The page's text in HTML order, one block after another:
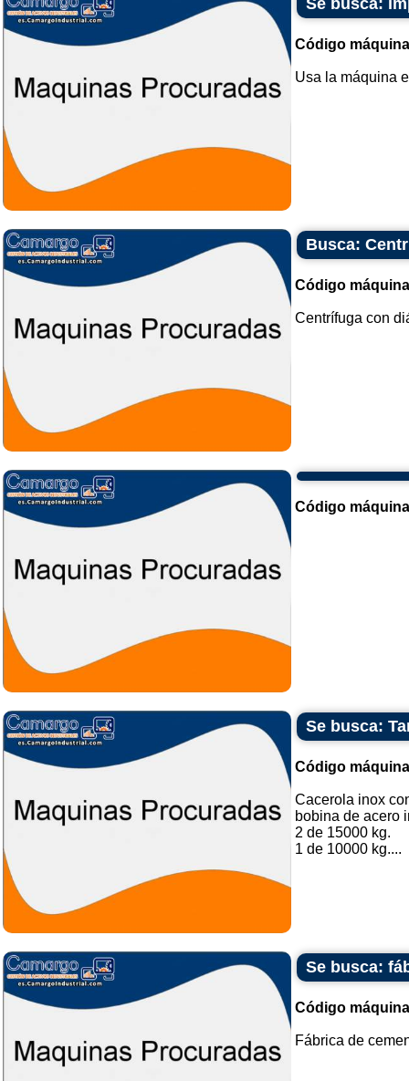
Se busca:
Código
Usa la máquina
Busca:
Código
Centrífuga con
Código
Se busca:
Código
Cacerola inox
bobina de acero
2 de 15000 kg.
1 de 10000 kg....
Se busca:
Código
Fábrica de